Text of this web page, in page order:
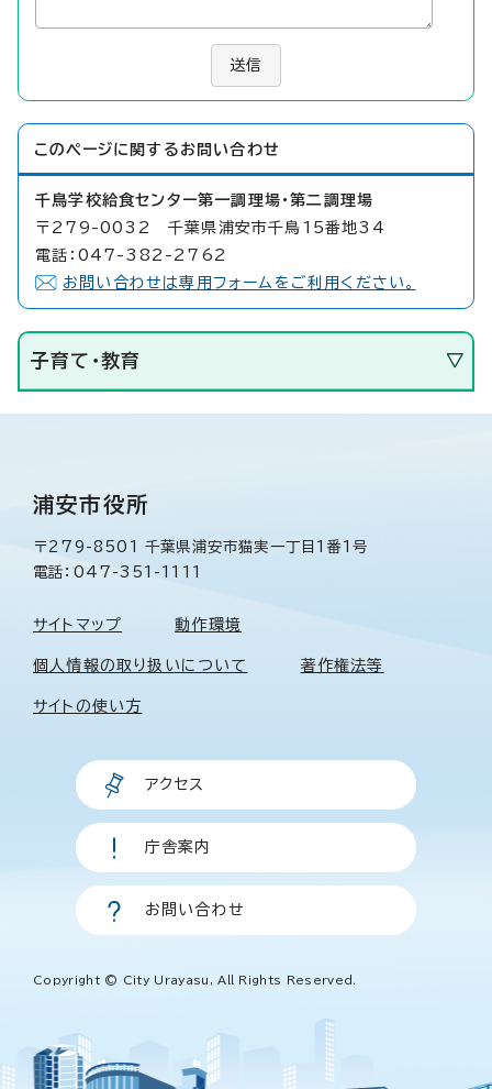
送信
このページに関する お問い合わせ
千鳥学校給食センター第一調理場・第二調理場
〒279-0032 千葉県浦安市千鳥15番地34
電話：047-382-2762
お問い合わせは専用フォームをご利用ください。
子育て・教育
浦安市役所
〒279-8501 千葉県浦安市猫実一丁目1番1号
電話：047-351-1111
サイトマップ 動作環境
個人情報の取り扱いについて 著作権法等
サイトの使い方
アクセス
庁舎案内
お問い合わせ
Copyright © City Urayasu, All Rights Reserved.